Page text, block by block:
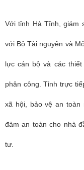
Với tỉnh Hà Tĩnh, giám
với Bộ Tài nguyên và
lực cán bộ và các
phân công. Tỉnh trực
xã hội, bảo vệ an toàn
đảm an toàn cho nhà
tư.